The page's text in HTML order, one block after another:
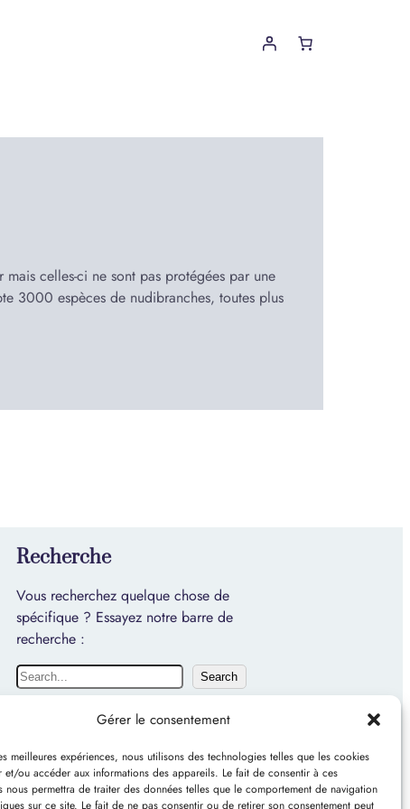
Gérer le consentement
meilleures expériences, nous utilisons des technologies telles que les cookies
et/ou accéder aux informations des appareils. Le fait de consentir à ces
nous permettra de traiter des données telles que le comportement de navigation
sur ce site. Le fait de ne pas consentir ou de retirer son consentement peut
celles-ci ne sont pas protégées par une
3000 espèces de nudibranches, toutes plus
Recherche
Vous recherchez quelque chose de
spécifique ? Essayez notre barre de
recherche :
R
e
e
r
c
Search